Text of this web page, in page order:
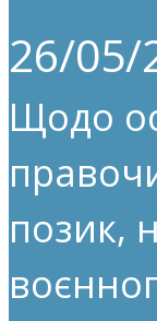
26/05/
Щодо
позик,